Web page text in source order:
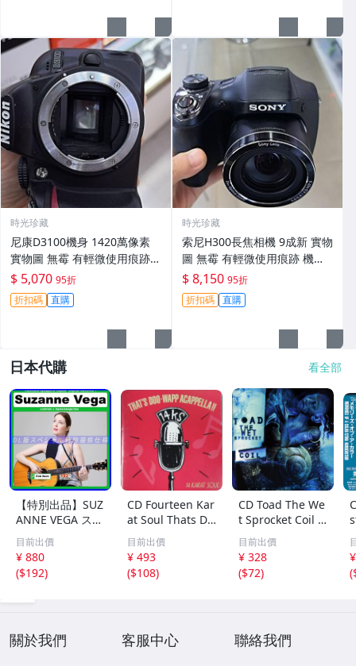
時光珍藏
尼康D3100機身 1420萬像素
實物圖 無霉 有輕微使用痕跡
機身原裝 無拆修無翻新 臨-34
3
$ 5,070 95折
折扣碼 直購
時光珍藏
索尼H300長焦相機 9成新 實物
圖 無霉 有輕微使用痕跡 機身
鏡頭原裝 無拆修無翻新-3430
$ 8,150 95折
折扣碼 直購
日本代購 看全部
【特別出品】SUZ
ANNE VEGA スザ
ンヌ・ヴェガ 精
選集 100歌 音楽D
L(MP3CD)☆
目前出價
¥ 880
($192)
CD Fourteen Kar
at Soul Thats Do
o-Wapp Acappel
la PCCY00374 Ca
nyon Internatio
nal /00110
目前出價
¥ 493
($108)
CD Toad The We
t Sprocket Coil C
K67862 Columbi
a /00110
目前出價
¥ 328
($72)
(
關於我們 客服中心 聯絡我們